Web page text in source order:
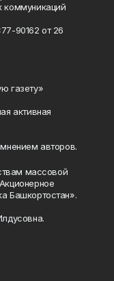
коммуникаций
90162 от 26
газету»
активная
авторов.
массовой
Башкортостан».